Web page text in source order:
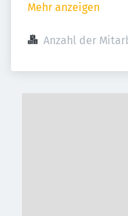
Mehr anzeigen
Anzahl der